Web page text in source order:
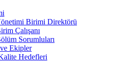
Birimi Direktörü
Çalışanı
Sorumluları
Ekipler
Hedefleri